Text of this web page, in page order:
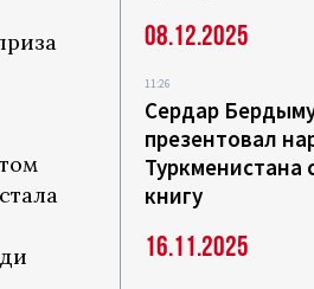
08.12.2025
11:26
Сердар
презентовал
Туркменистана
книгу
16.11.2025